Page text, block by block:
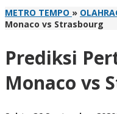
METRO TEMPO »
Monaco vs Strasbourg
Prediksi
Monaco vs